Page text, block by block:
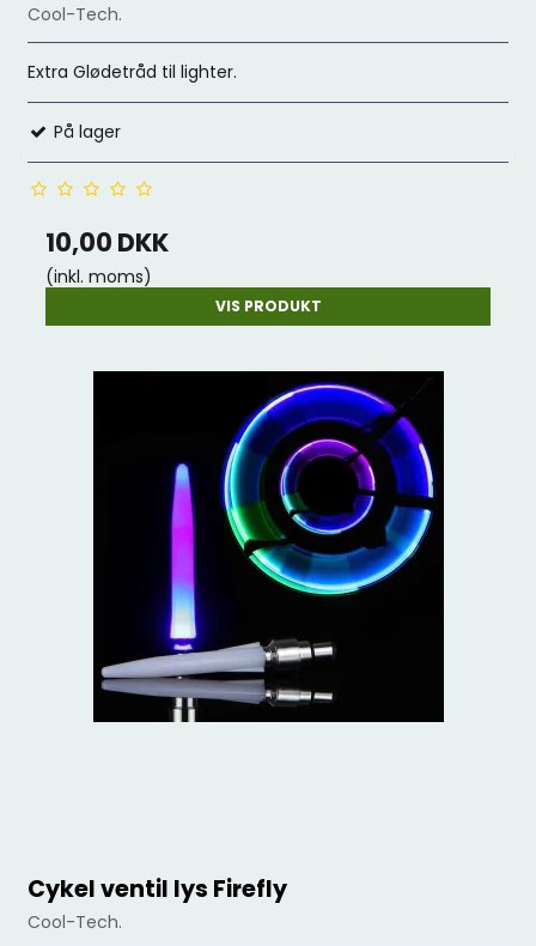
Cool-Tech.
Extra Glødetråd til lighter.
På lager
10,00 DKK
(inkl. moms)
VIS PRODUKT
Cykel ventil lys Firefly
Cool-Tech.